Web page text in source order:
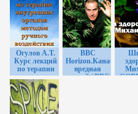
Огулов А.Т.
Курс лекций
по терапии
внутренних
органов
методом
ручного
воздействия.
ВВС
Horizon.Канабис:
вредная
трава? / BBC